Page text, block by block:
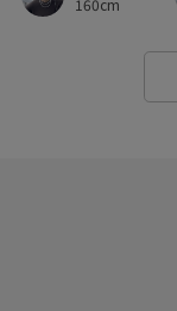
160cm